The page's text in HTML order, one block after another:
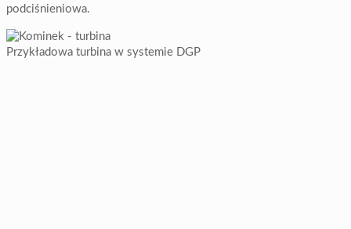
podciśnieniowa.
Przykładowa turbina w systemie DGP